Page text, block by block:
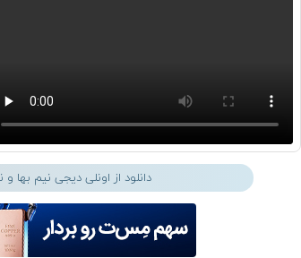
دانلود از اونلی دیجی نیم